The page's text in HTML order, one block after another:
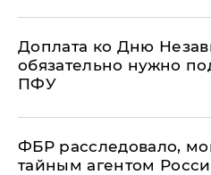
Доплата ко Дню
обязательно нужно
ПФУ
ФБР расследовало,
тайным агентом